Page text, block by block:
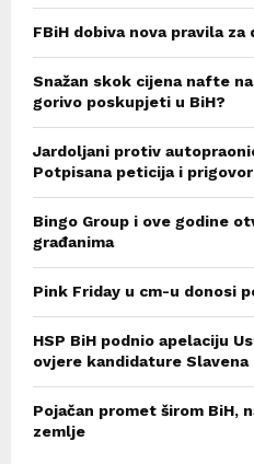
FBiH dobiva nova pravila
Snažan skok cijena nafte
gorivo poskupjeti u BiH?
Jardoljani protiv
Potpisana peticija i
Bingo Group i ove godine
građanima
Pink Friday u cm-u donosi
HSP BiH podnio apelaciju
ovjere kandidature Slavena
Pojačan promet širom BiH,
zemlje